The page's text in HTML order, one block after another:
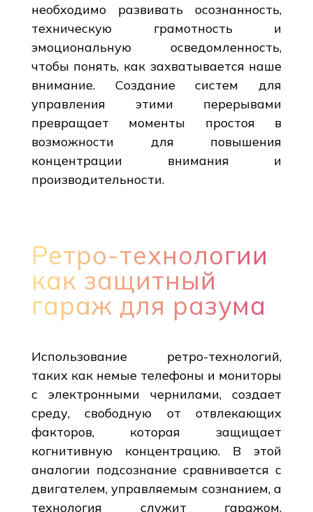
необходимо развивать осознанность,
техническую грамотность и
эмоциональную осведомленность,
чтобы понять, как захватывается наше
внимание. Создание систем для
управления этими перерывами
превращает моменты простоя в
возможности для повышения
концентрации внимания и
производительности.
Ретро-технологии
как защитный
гараж для разума
Использование ретро-технологий,
таких как немые телефоны и мониторы
с электронными чернилами, создает
среду, свободную от отвлекающих
факторов, которая защищает
когнитивную концентрацию. В этой
аналогии подсознание сравнивается с
двигателем, управляемым сознанием, а
технология служит гаражом,